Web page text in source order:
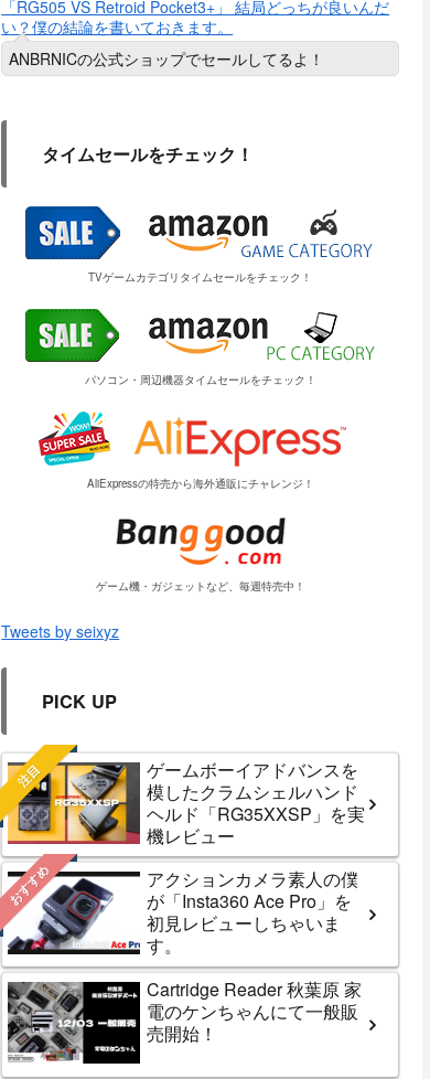
「RG505 VS Retroid Pocket3+」 結局どっちが良いんだ
い？僕の結論を書いておきます。
ANBRNICの公式ショップでセールしてるよ！
タイムセールをチェック！
TVゲームカテゴリタイムセールをチェック！
パソコン・周辺機器タイムセールをチェック！
AliExpressの特売から海外通販にチャレンジ！
ゲーム機・ガジェットなど、毎週特売中！
Tweets by seixyz
PICK UP
注目
ゲームボーイアドバンスを
模したクラムシェルハンド
ヘルド「RG35XXSP」を実
機レビュー
おすすめ
アクションカメラ素人の僕
が「Insta360 Ace Pro」を
初見レビューしちゃいま
す。
Cartridge Reader 秋葉原 家
電のケンちゃんにて一般販
売開始！